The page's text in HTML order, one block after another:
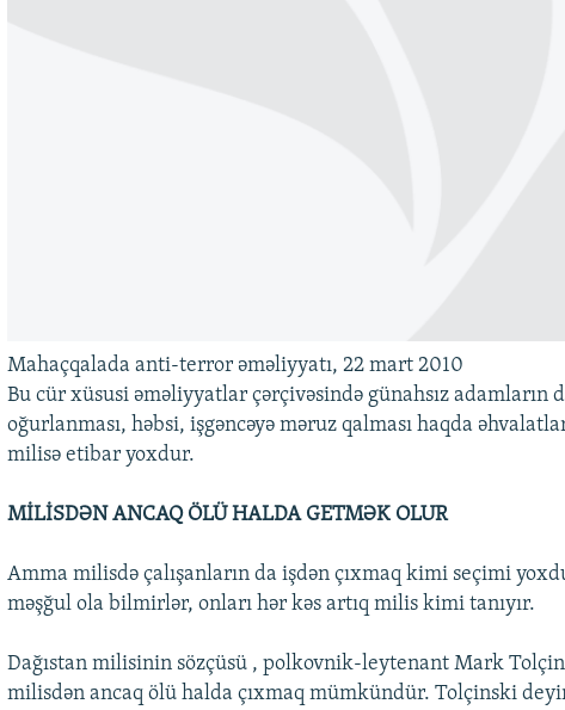
Mahaçqalada anti-terror əməliyyatı, 22 mart 2010
Bu cür xüsusi əməliyyatlar çərçivəsində günahsız adamların
oğurlanması, həbsi, işgəncəyə məruz qalması haqda
milisə etibar yoxdur.
MİLİSDƏN ANCAQ ÖLÜ HALDA GETMƏK OLUR
Amma milisdə çalışanların da işdən çıxmaq kimi seçimi
məşğul ola bilmirlər, onları hər kəs artıq milis kimi tanıyır.
Dağıstan milisinin sözçüsü , polkovnik-leytenant Mark
milisdən ancaq ölü halda çıxmaq mümkündür. Tolçinski